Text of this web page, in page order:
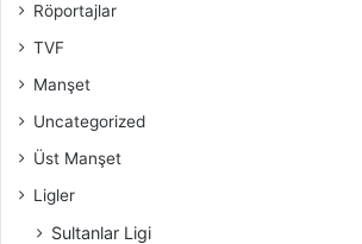
Röportajlar
TVF
Manşet
Uncategorized
Üst Manşet
Ligler
Sultanlar Ligi